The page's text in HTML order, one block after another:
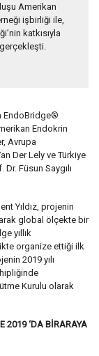
Amerikan
işbirliği ile,
katkısıyla
EndoBridge®
Endokrin
Avrupa
Der Lely ve Türkiye
Füsun Saygılı
Yıldız, projenin
global ölçekte bir
yıllık
organize ettiği ilk
2019 yılı
Kurulu olarak
2019 ‘DA BİRARAYA